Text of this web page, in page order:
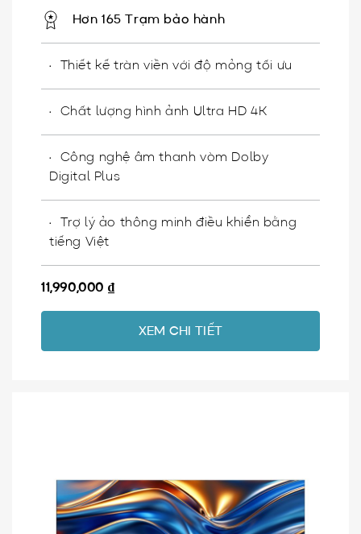
Hơn 165 Trạm bảo hành
Thiết kế tràn viền với độ mỏng tối ưu
Chất lượng hình ảnh Ultra HD 4K
Công nghệ âm thanh vòm Dolby
Digital Plus
Trợ lý ảo thông minh điều khiển bằng
tiếng Việt
11,990,000 ₫
XEM CHI TIẾT